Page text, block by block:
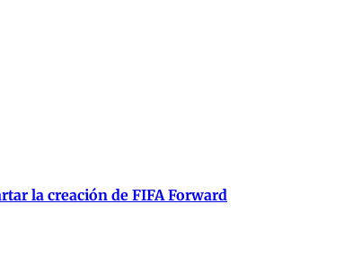
la creación de FIFA Forward